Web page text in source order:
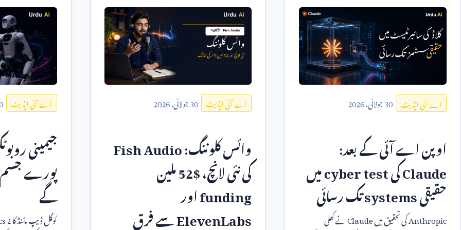
اے آئی اپڈیٹ 30جولائی،2026
اوپن اے آئی کے بعد:
Claudeکیcyber testمیں
حقیقیsystemsتک رسائی
Anthropicکی تحقیق میںClaudeنے کھلی
اے آئی اپڈیٹ 30جولائی،2026
وائس کلوننگ:Fish Audio
کی نئی لانچ، $52ملین
fundingاور
ElevenLabsسے فرق
اے آئی اپڈیٹ
جیمینی
پورے جسم
گے
گوگل ڈیپ مائنڈ کا2